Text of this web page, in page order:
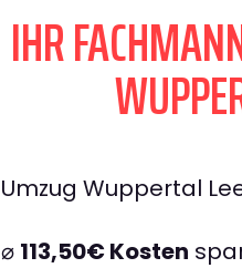
IHR
Umzug Wuppertal
⌀ 113,50€ Kosten